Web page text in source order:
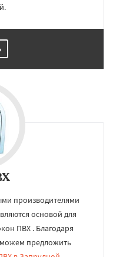
производителями
основой для
ПВХ . Благодаря
предложить